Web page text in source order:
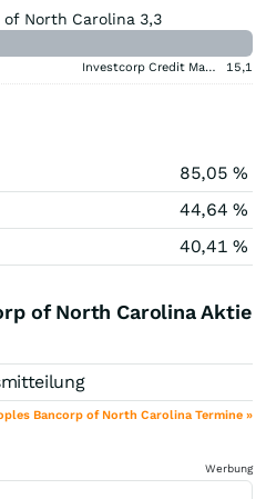
of North Carolina 3,3
Investcorp Credit Management BDC 15,1
85,05 %
44,64 %
40,41 %
of North Carolina Aktie
Bancorp of North Carolina Termine »
Werbung